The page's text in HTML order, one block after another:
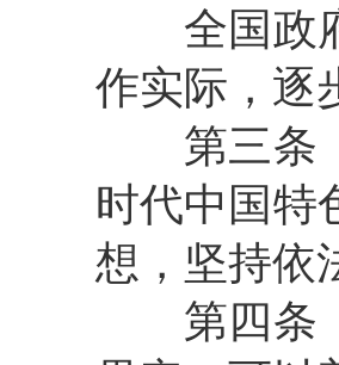
全国政府
作实际，逐
第三条
时代中国特
想，坚持依
第四条